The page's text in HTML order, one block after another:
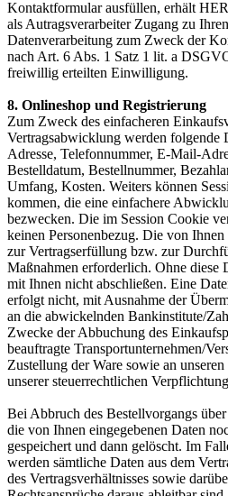
Kontaktformular ausfüllen, erhält
als Autragsverarbeiter Zugang zu
Datenverarbeitung zum Zweck der
nach Art. 6 Abs. 1 Satz 1 lit. a
freiwillig erteilten Einwilligung.
8. Onlineshop und Registrierung
Zum Zweck des einfacheren
Vertragsabwicklung werden folgende
Adresse, Telefonnummer, E-Mail-
Bestelldatum, Bestellnummer,
Umfang, Kosten. Weiters können
kommen, die eine einfachere
bezwecken. Die im Session Cookie
keinen Personenbezug. Die von
zur Vertragserfüllung bzw. zur
Maßnahmen erforderlich. Ohne diese
mit Ihnen nicht abschließen. Eine
erfolgt nicht, mit Ausnahme der
an die abwickelnden Bankinstitute/
Zwecke der Abbuchung des
beauftragte Transportunternehmen/
Zustellung der Ware sowie an
unserer steuerrechtlichen
Bei Abbruch des Bestellvorgangs
die von Ihnen eingegebenen Daten
gespeichert und dann gelöscht. Im
werden sämtliche Daten aus dem
des Vertragsverhältnisses sowie